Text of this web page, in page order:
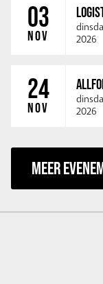
03
NOV
2026
24
NOV
2026
MEER